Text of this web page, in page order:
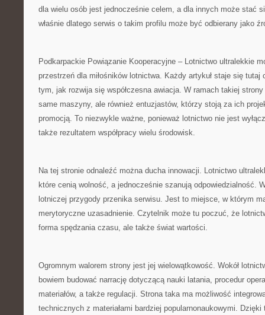
dla wielu osób jest jednocześnie celem, a dla innych może stać
właśnie dlatego serwis o takim profilu może być odbierany jako
Podkarpackie Powiązanie Kooperacyjne – Lotnictwo ultralekkie
przestrzeń dla miłośników lotnictwa. Każdy artykuł staje się tutaj
tym, jak rozwija się współczesna awiacja. W ramach takiej
same maszyny, ale również entuzjastów, którzy stoją za ich
promocją. To niezwykle ważne, ponieważ lotnictwo nie jest
także rezultatem współpracy wielu środowisk.
Na tej stronie odnaleźć można ducha innowacji. Lotnictwo
które cenią wolność, a jednocześnie szanują odpowiedzialność.
lotniczej przygody przenika serwisu. Jest to miejsce, w którym
merytoryczne uzasadnienie. Czytelnik może tu poczuć, że
forma spędzania czasu, ale także świat wartości.
Ogromnym walorem strony jest jej wielowątkowość. Wokół
bowiem budować narrację dotyczącą nauki latania, procedur
materiałów, a także regulacji. Strona taka ma możliwość
technicznych z materiałami bardziej popularnonaukowymi.